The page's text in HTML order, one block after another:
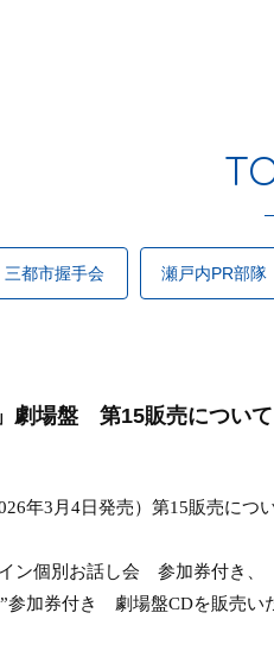
三都市握手会 瀬戸内PR部隊
劇場盤 第15販売について
年3月 4日発売）第15販売につ
ン個別お話し会 参加券付き、
”参加券付き 劇場盤CDを販売い